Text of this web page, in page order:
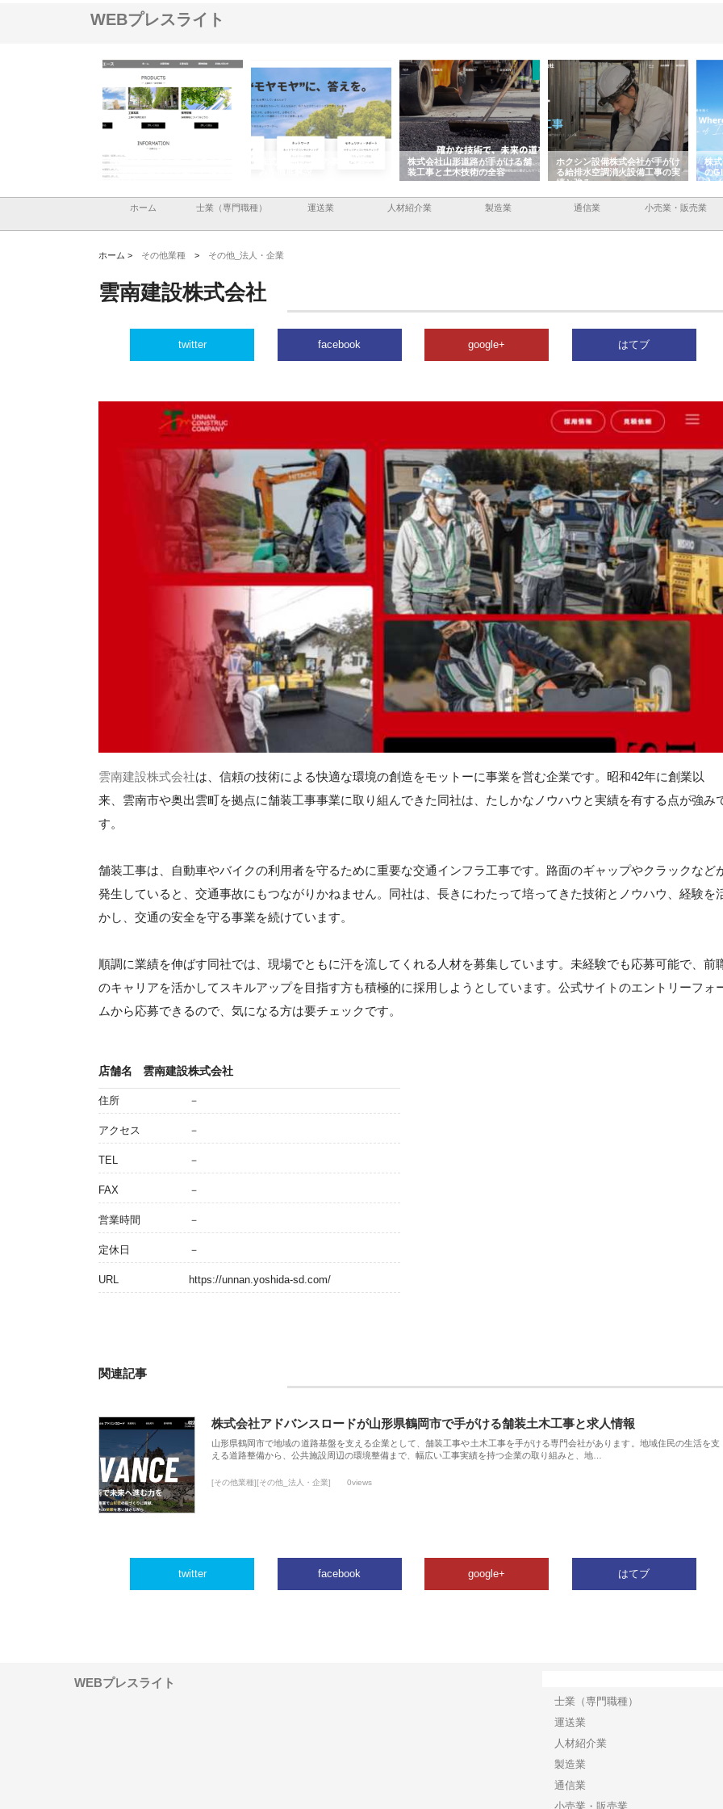
WEBプレスライト
イトが提供する充実した情報内
株式会社ＣＳＡの事業内容と強
株式会社山形道路が手がける舗
装工事と土木技術の全容
ホクシン設備株式会社が手がけ
る給排水空調消火設備工事の実
績と強み
株
の
入
ホーム 士業（専門職種） 運送業 人材紹介業 製造業 通信業 小売業・販売業
ホーム > その他業種 > その他_法人・企業
雲南建設株式会社
twitter facebook google+ はてブ
雲南建設株式会社は、信頼の技術による快適な環境の創造をモットーに事業を営む企業です。昭和42年に創業以
来、雲南市や奥出雲町を拠点に舗装工事事業に取り組んできた同社は、たしかなノウハウと実績を有する点が強み
す。
舗装工事は、自動車やバイクの利用者を守るために重要な交通インフラ工事です。路面のギャップやクラックなど
発生していると、交通事故にもつながりかねません。同社は、長きにわたって培ってきた技術とノウハウ、経験を
かし、交通の安全を守る事業を続けています。
順調に業績を伸ばす同社では、現場でともに汗を流してくれる人材を募集しています。未経験でも応募可能で、前
のキャリアを活かしてスキルアップを目指す方も積極的に採用しようとしています。公式サイトのエントリーフォ
ムから応募できるので、気になる方は要チェックです。
店舗名 雲南建設株式会社
住所 －
アクセス －
TEL －
FAX －
営業時間 －
定休日 －
URL https://unnan.yoshida-sd.com/
関連記事
株式会社アドバンスロードが山形県鶴岡市で手がける舗装土木工事と求人情報
山形県鶴岡市で地域の道路基盤を支える企業として、舗装工事や土木工事を手がける専門会社があります。地域住民の生活を支
える道路整備から、公共施設周辺の環境整備まで、幅広い工事実績を持つ企業の取り組みと、地…
[その他業種][その他_法人・企業] 0views
twitter facebook google+ はてブ
WEBプレスライト
士業（専門職種）
運送業
人材紹介業
製造業
通信業
小売業・販売業